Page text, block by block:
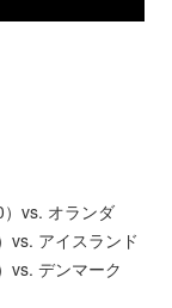
vs. オランダ
アイスランド
vs. デンマーク